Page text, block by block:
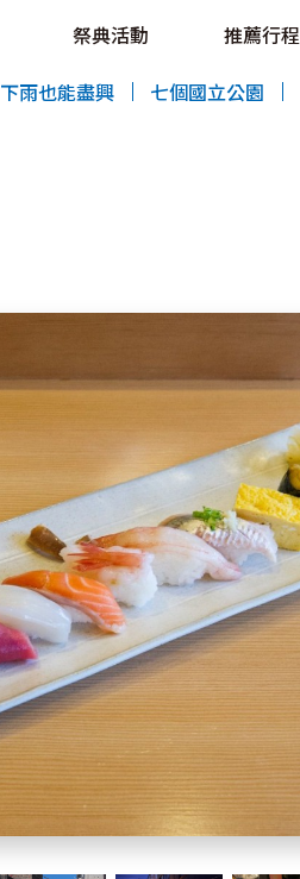
祭典活動 推薦行程
下雨也能盡興 七個國立公園
預約
北海道簡介
依旅遊主題搜尋
下雨也能盡興
七個國立公園
邂逅絕景
基礎知識